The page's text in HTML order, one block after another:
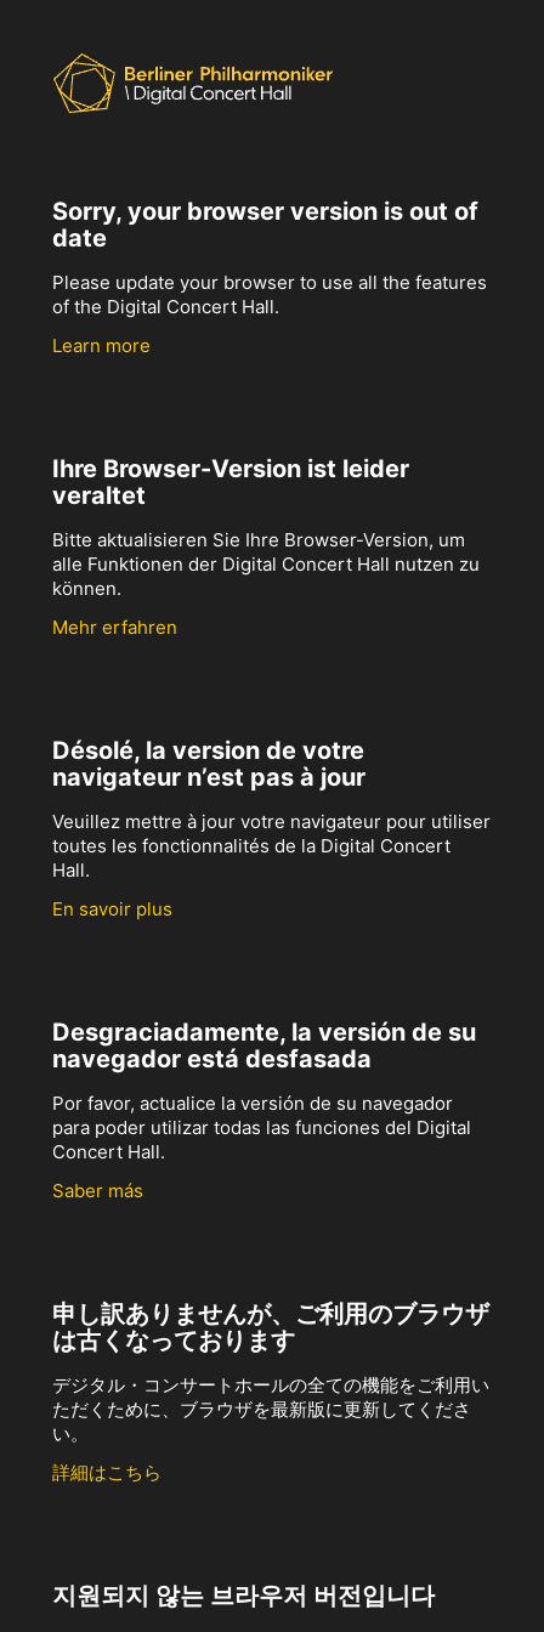
Sorry, your browser version is out of
date
Please update your browser to use all the features
of the Digital Concert Hall.
Learn more
Ihre Browser-Version ist leider
veraltet
Bitte aktualisieren Sie Ihre Browser-Version, um
alle Funktionen der Digital Concert Hall nutzen zu
können.
Mehr erfahren
Désolé, la version de votre
navigateur n’est pas à jour
Veuillez mettre à jour votre navigateur pour utiliser
toutes les fonctionnalités de la Digital Concert
Hall.
En savoir plus
Desgraciadamente, la versión de su
navegador está desfasada
Por favor, actualice la versión de su navegador
para poder utilizar todas las funciones del Digital
Concert Hall.
Saber más
申し訳ありませんが、ご利用のブラウザ
は古くなっております
デジタル・コンサートホールの全ての機能をご利用い
ただくために、ブラウザを最新版に更新してくださ
い。
詳細はこちら
지원되지 않는 브라우저 버전입니다